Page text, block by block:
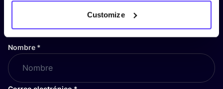
Customize
¡Suscríbete a nuestro boletín
y mantente informado!
Nombre *